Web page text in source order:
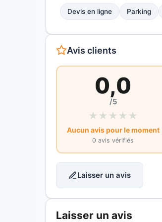
Devis en ligne Parking
Avis clients
0,0
/5
★ ★ ★ ★ ★
Aucun avis pour le moment
0 avis vérifiés
Laisser un avis
Laisser un avis